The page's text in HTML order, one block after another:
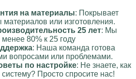
на материалы: Покрывает
или изготовления.
25 лет: Мы
80% к 25 году
: Наша команда готова
вопросами или проблемами.
по настройке: Не знаете, как
Просто спросите нас!